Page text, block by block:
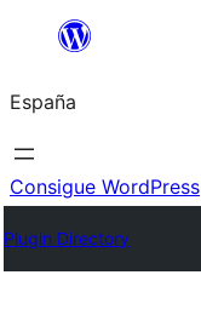
Saltar
contenido
España
Consigue WordPress
Plugin Directory